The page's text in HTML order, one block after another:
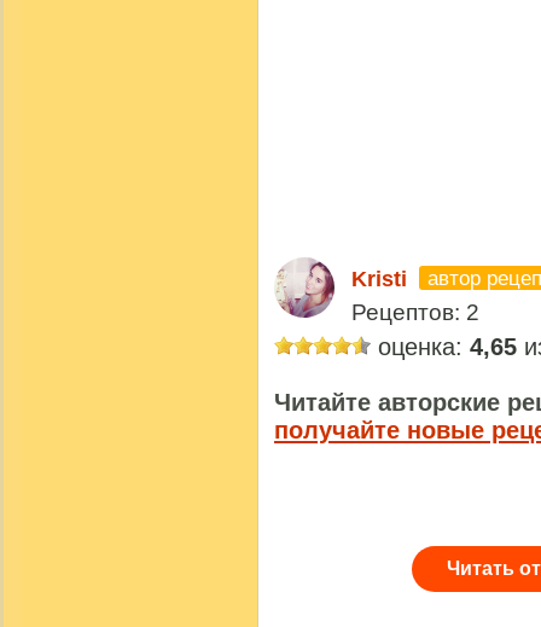
Kristi автор
Рецептов: 2
оценка: 4,65
Читайте авторские
получайте новые
Читать